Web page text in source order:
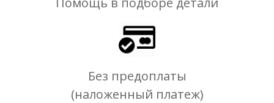
Без предоплаты
(наложенный платеж)